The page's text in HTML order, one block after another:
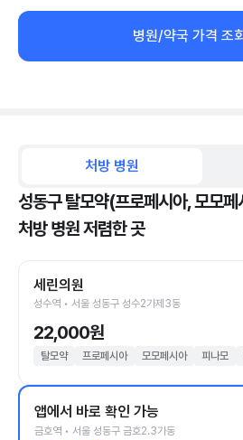
병원/약국 가격 조
처방 병원
성동구 탈모약(프로페시아, 모모
처방 병원 저렴한 곳
세린의원
성수역 • 서울 성동구 성수2가제3동
22,000원
탈모약 프로페시아 모모페시아 피나모
앱에서 바로 확인 가능
금호역 • 서울 성동구 금호2.3가동